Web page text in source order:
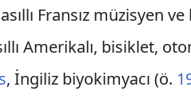
Fransız müzisyen
Amerikalı, bisiklet,
, İngiliz biyokimyacı (ö.